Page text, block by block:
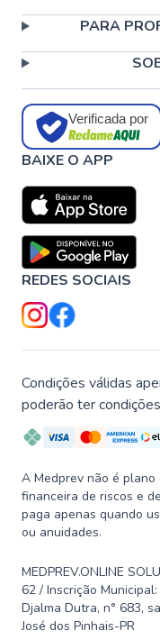
PARA
Verificada por
BAIXE O APP
REDES SOCIAIS
Condições válidas
poderão ter
A Medprev não é
financeira de riscos e
paga apenas quando
ou anuidades.
MEDPREV.ONLINE
62 / Inscrição
Djalma Dutra, n° 683,
José dos Pinhais-PR